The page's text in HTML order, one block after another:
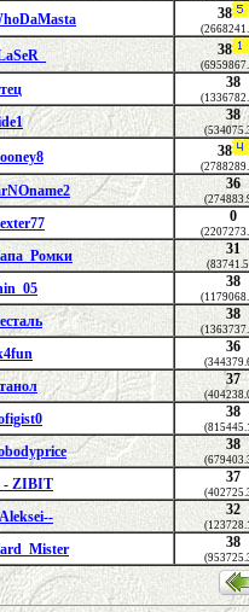
38
38
38
38
38
36
0
31
38
38
36
37
38
38
- ZIBIT 37
32
38